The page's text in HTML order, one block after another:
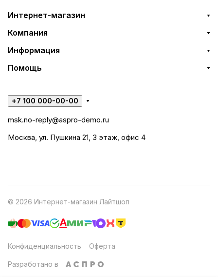
Интернет-магазин
Компания
Информация
Помощь
+7 100 000-00-00
msk.no-reply@aspro-demo.ru
Москва, ул. Пушкина 21, 3 этаж, офис 4
© 2026 Интернет-магазин Лайтшоп
Конфиденциальность Оферта
Разработано в